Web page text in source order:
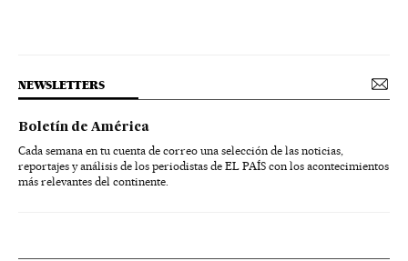
NEWSLETTERS
Boletín de América
Cada semana en tu cuenta de correo una selección de las noticias,
reportajes y análisis de los periodistas de EL PAÍS con los acontecimientos
más relevantes del continente.